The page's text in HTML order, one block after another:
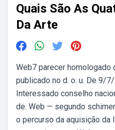
Quais São As
Da Arte
Web7 parecer homologado
publicado no d. o. u. De 9/
Interessado conselho
de. Web — segundo
o percurso da aquisição da